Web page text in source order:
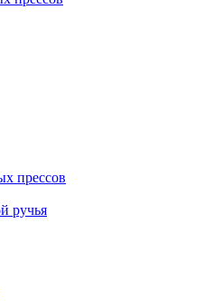
прессов
ручья